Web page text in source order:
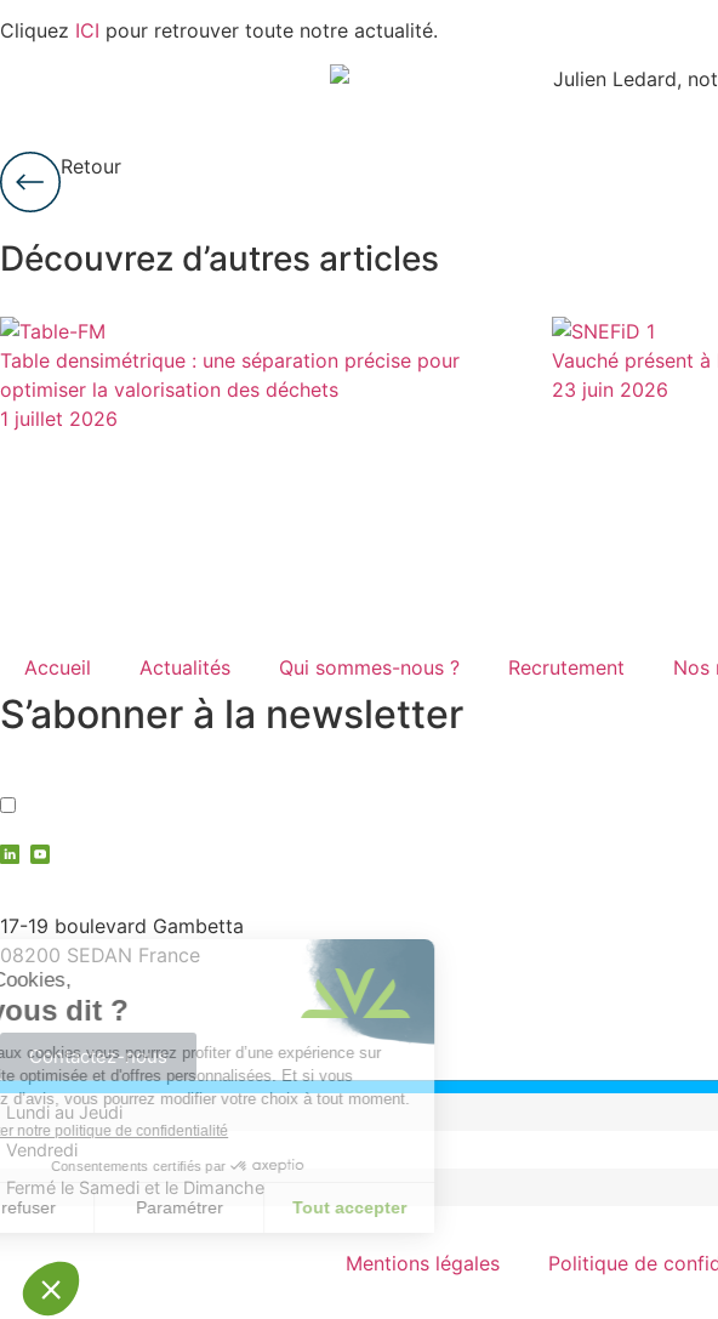
Cliquez ICI pour retrouver toute notre actualité.
Retour
Découvrez d’autres articles
Table densimétrique : une séparation précise pour
optimiser la valorisation des déchets
1 juillet 2026
Vauché présent à
23 juin 2026
Accueil Actualités Qui sommes-nous ? Recrutement Nos
S’abonner à la newsletter
17-19 boulevard Gambetta
08200 SEDAN France
+33 (0)3 24 29 03 50
Contactez-nous
Lundi au Jeudi
Vendredi
Fermé le Samedi et le Dimanche
Mentions légales Politique de